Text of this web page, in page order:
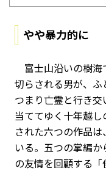
やや暴力的に
富士山沿いの樹海
切らされる男が、ふ
つまり亡霊と行き
当ててゆく十年越
された六つの作品
いる。五つの掌編
の友情を回顧する